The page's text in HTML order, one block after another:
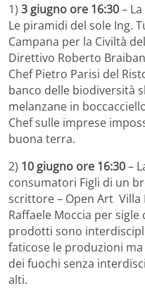
1) 3 giugno ore 16:30–
Le piramidi del sole Ing.
Campana per la Civiltà
Direttivo Roberto
Chef Pietro Parisi del
banco delle biodiversità
melanzane in
Chef sulle imprese
buona terra.
2) 10 giugno ore 16:30–
consumatori Figli di un
scrittore – Open Art Villa
Raffaele Moccia per sigle
prodotti sono
faticose le produzioni
dei fuochi senza
alti.